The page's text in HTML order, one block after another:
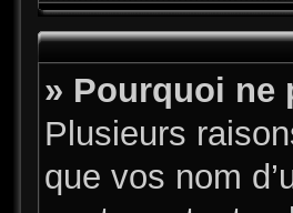
» Pourquoi ne
Plusieurs
que vos nom